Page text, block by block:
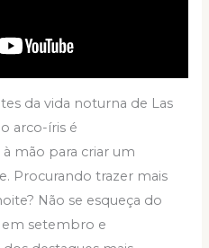
da vida noturna de Las
arco-íris é
mão para criar um
Procurando trazer mais
Não se esqueça do
em setembro e